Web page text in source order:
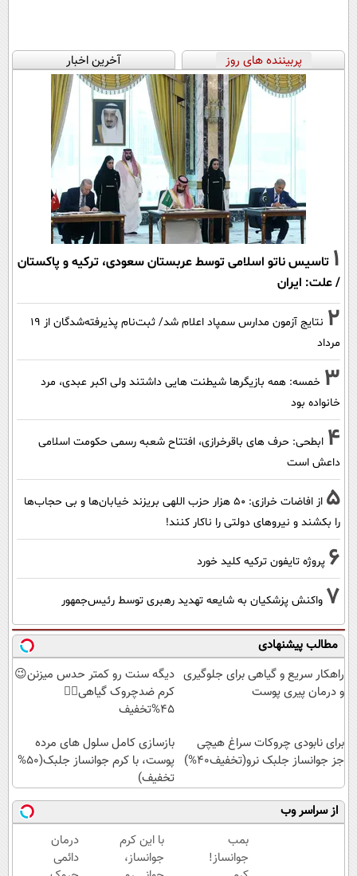
پربیننده های روز آخرین اخبار
1 تاسیس ناتو اسلامی توسط عربستان سعودی، ترکیه و پاکستان
/ علت: ایران
2
نتایج آزمون مدارس سمپاد اعلام شد/ ثبت‌نام پذیرفته‌شدگان از ۱۹
مرداد
3 خمسه: همه بازیگرها شیطنت هایی داشتند ولی اکبر عبدی، مرد
خانواده بود
4 ابطحی: حرف های باقرخرازی، افتتاح شعبه رسمی حکومت اسلامی
داعش است
5
از افاضات خرازی: ۵۰ هزار حزب اللهی بریزند خیابان‌ها و بی حجاب‌ها
را بکشند و نیرو‌های دولتی را ناکار کنند!
6 پروژه تایفون ترکیه کلید خورد
7 واکنش پزشکیان به شایعه تهدید رهبری توسط رئیس‌جمهور
مطالب پیشنهادی
راهکار سریع و گیاهی برای جلوگیری
و درمان پیری پوست
دیگه سنت رو کمتر حدس میزنن😉
کرم ضدچروک گیاهی👈🏻
45%تخفیف
برای نابودی چروکات سراغ هیچی
جز جوانساز جلبک نرو(تخفیف40%)
بازسازی کامل سلول های مرده
پوست، با کرم جوانساز جلبک(50%
تخفیف)
از سراسر وب
بمب
جوانساز!
با این کرم
جوانساز،
درمان
دائمی